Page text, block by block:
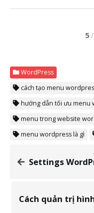
5 /
WordPress
cách tạo menu
hướng dẫn tối ưu menu
menu trong website
menu wordpress là gì
Settings WordPress là